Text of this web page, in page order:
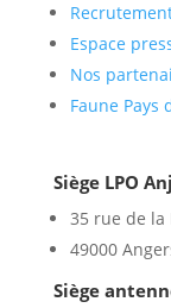
Espace
Nos
Faune Pays
Siège LPO
35 rue de la
49000
Siège